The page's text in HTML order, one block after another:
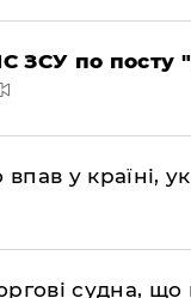
ЗСУ по
у країні,
судна,